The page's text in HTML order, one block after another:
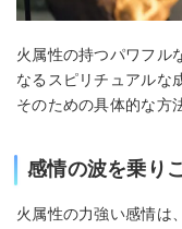
火属性の持つパワフル
なるスピリチュアルな
そのための具体的な方
感情の波を乗り
火属性の力強い感情は